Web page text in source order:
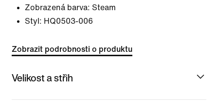
Zobrazená barva: Steam
Styl: HQ0503-006
Zobrazit podrobnosti o produktu
Velikost a střih